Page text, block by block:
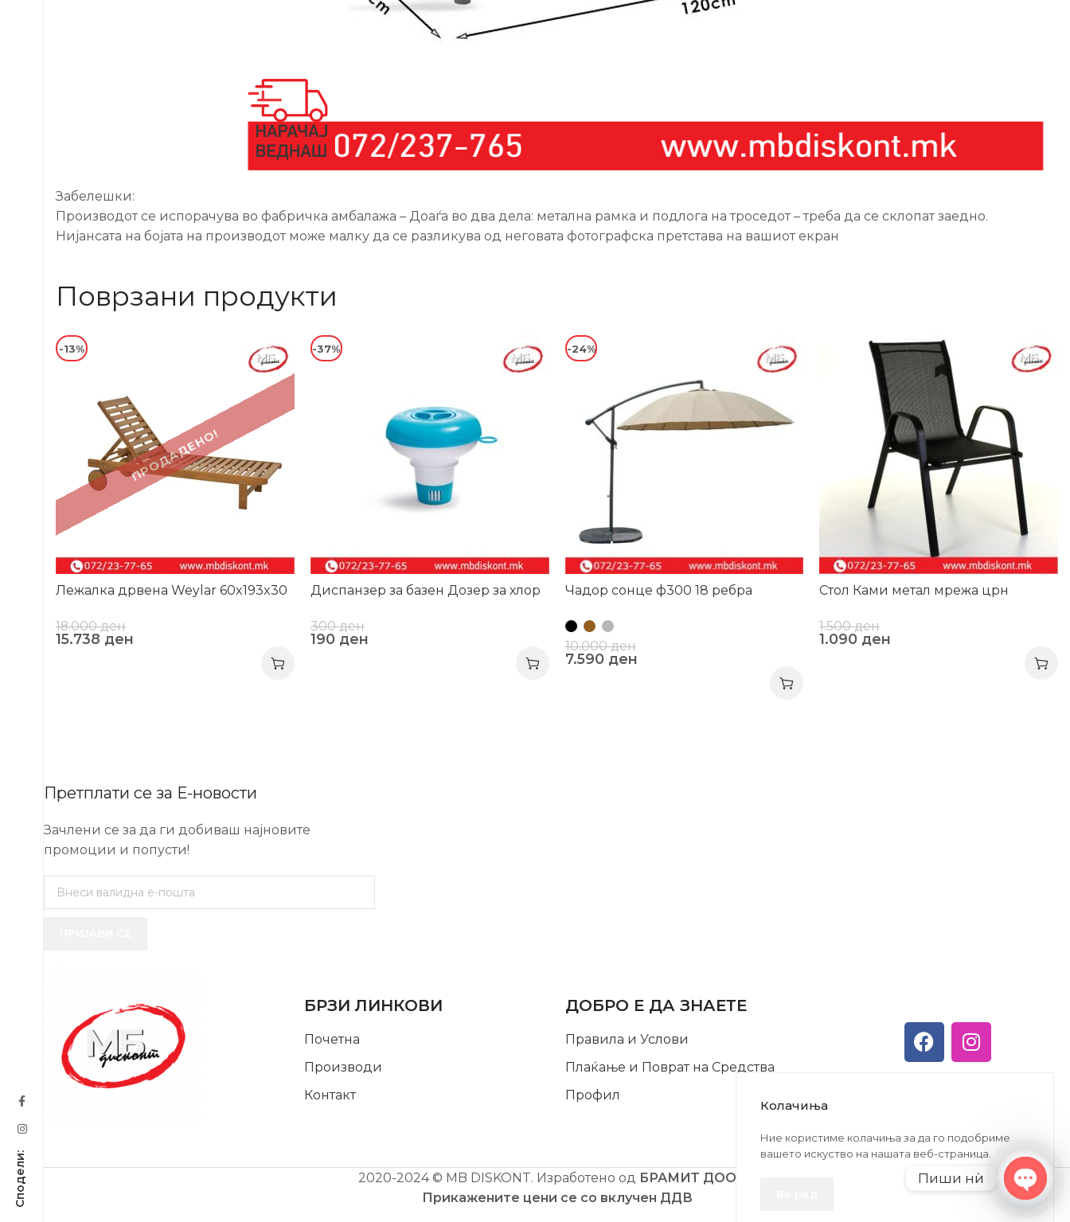
Забелешки:
Производот се испорачува во фабричка амбалажа – Доаѓа во два дела: метална рамка и подлога на троседот – треба да се склопат заедно.
Нијансата на бојата на производот може малку да се разликува од неговата фотографска претстава на вашиот екран
Поврзани продукти
ПРОДАДЕНО!
-13%
Лежалка дрвена Weylar 60x193x30
18.000ден
15.738 ден
-37%
Диспанзер за базен Дозер за хлор
300ден
190 ден
-24%
Чадор сонце ф300 18 ребра
10.000ден
7.590 ден
Стол Ками метал мрежа црн
1.500ден
1.090 ден
Претплати се за Е-новости
Зачлени се за да ги добиваш најновите
промоции и попусти!
БРЗИ ЛИНКОВИ
Почетна
Производи
Контакт
ДОБРО Е ДА ЗНАЕТЕ
Правила и Услови
Плаќање и Поврат на Средства
Профил
2020-2024 © MB DISKONT. Изработено од БРАМИТ ДООЕЛ
Прикажените цени се со вклучен ДДВ
Колачиња
Ние користиме колачиња за да го подобриме
вашето искуство на нашата веб-страница.
Пиши нѝ